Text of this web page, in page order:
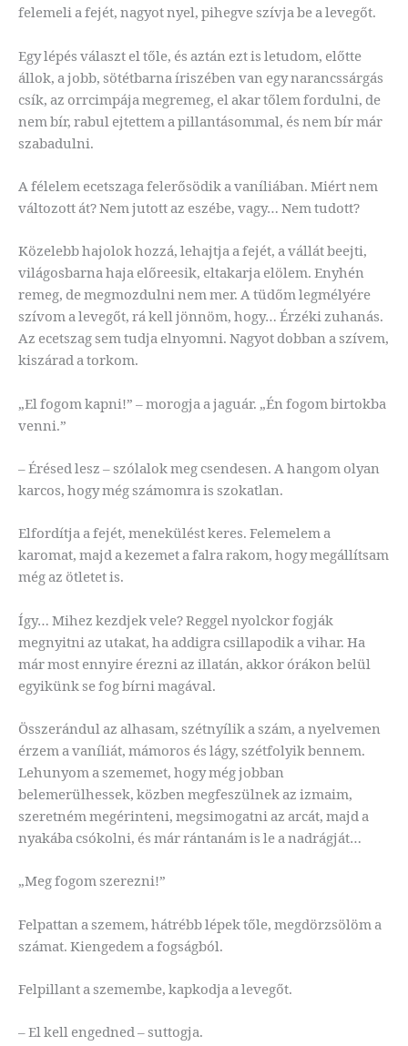
felemeli a fejét, nagyot nyel, pihegve szívja be a levegőt.
Egy lépés választ el tőle, és aztán ezt is letudom, előtte
állok, a jobb, sötétbarna íriszében van egy narancssárgás
csík, az orrcimpája megremeg, el akar tőlem fordulni, de
nem bír, rabul ejtettem a pillantásommal, és nem bír már
szabadulni.
A félelem ecetszaga felerősödik a vaníliában. Miért nem
változott át? Nem jutott az eszébe, vagy… Nem tudott?
Közelebb hajolok hozzá, lehajtja a fejét, a vállát beejti,
világosbarna haja előreesik, eltakarja elölem. Enyhén
remeg, de megmozdulni nem mer. A tüdőm legmélyére
szívom a levegőt, rá kell jönnöm, hogy… Érzéki zuhanás.
Az ecetszag sem tudja elnyomni. Nagyot dobban a szívem,
kiszárad a torkom.
„El fogom kapni!” – morogja a jaguár. „Én fogom birtokba
venni.”
– Érésed lesz – szólalok meg csendesen. A hangom olyan
karcos, hogy még számomra is szokatlan.
Elfordítja a fejét, menekülést keres. Felemelem a
karomat, majd a kezemet a falra rakom, hogy megállítsam
még az ötletet is.
Így… Mihez kezdjek vele? Reggel nyolckor fogják
megnyitni az utakat, ha addigra csillapodik a vihar. Ha
már most ennyire érezni az illatán, akkor órákon belül
egyikünk se fog bírni magával.
Összerándul az alhasam, szétnyílik a szám, a nyelvemen
érzem a vaníliát, mámoros és lágy, szétfolyik bennem.
Lehunyom a szememet, hogy még jobban
belemerülhessek, közben megfeszülnek az izmaim,
szeretném megérinteni, megsimogatni az arcát, majd a
nyakába csókolni, és már rántanám is le a nadrágját…
„Meg fogom szerezni!”
Felpattan a szemem, hátrébb lépek tőle, megdörzsölöm a
számat. Kiengedem a fogságból.
Felpillant a szemembe, kapkodja a levegőt.
– El kell engedned – suttogja.